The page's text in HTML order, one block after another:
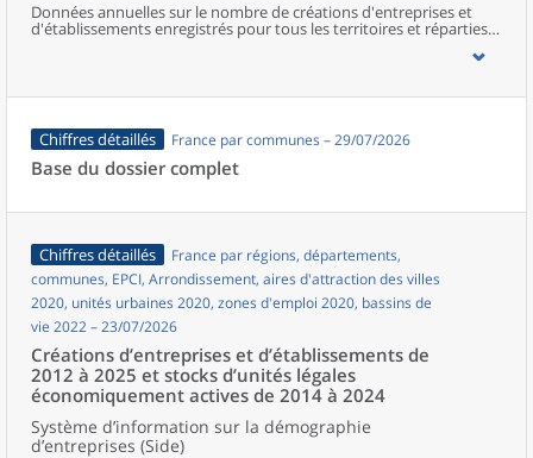
Données annuelles sur le nombre de créations d'entreprises et
d'établissements enregistrés pour tous les territoires et réparties
selon le secteur d’activité et la forme légale.
Chiffres détaillés France par communes – 29/07/2026
Base du dossier complet
Chiffres détaillés
France par régions, départements,
communes, EPCI, Arrondissement, aires d'attraction des villes
2020, unités urbaines 2020, zones d'emploi 2020, bassins de
vie 2022 – 23/07/2026
Créations d’entreprises et d’établissements de
2012 à 2025 et stocks d’unités légales
économiquement actives de 2014 à 2024
Système d’information sur la démographie
d’entreprises (Side)